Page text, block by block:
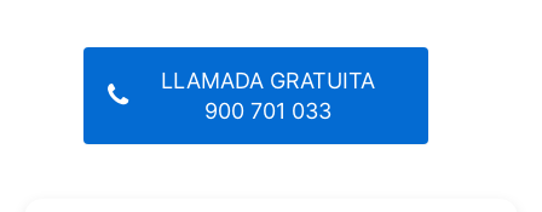
LLAMADA GRATUITA
900 701 033